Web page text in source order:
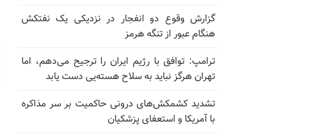
گزارش وقوع دو انفجار در نزدیکی یک نفتکش
هنگام عبور از تنگه هرمز
ترامپ: توافق با رژیم ایران را ترجیح می‌دهم، اما
تهران هرگز نباید به سلاح هسته‌یی دست یابد
تشدید کشمکش‌های درونی حاکمیت بر سر مذاکره
با آمریکا و استعفای پزشکیان